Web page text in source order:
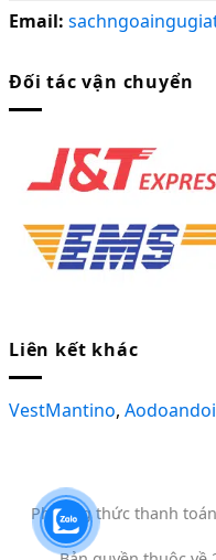
Email:
Đối tác vận chuyển
Liên kết khác
VestMantino, Aodoandoi
Phương thức thanh